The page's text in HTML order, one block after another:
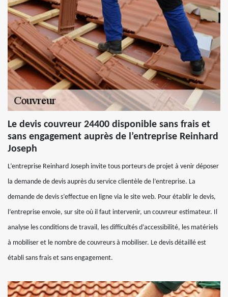
Le devis couvreur 24400 disponible sans frais et
sans engagement auprès de l’entreprise Reinhard
Joseph
L’entreprise Reinhard Joseph invite tous porteurs de projet à venir déposer
la demande de devis auprès du service clientèle de l’entreprise. La
demande de devis s’effectue en ligne via le site web. Pour établir le devis,
l’entreprise envoie, sur site où il faut intervenir, un couvreur estimateur. Il
analyse les conditions de travail, les difficultés d’accessibilité, les matériels
à mobiliser et le nombre de couvreurs à mobiliser. Le devis détaillé est
établi sans frais et sans engagement.